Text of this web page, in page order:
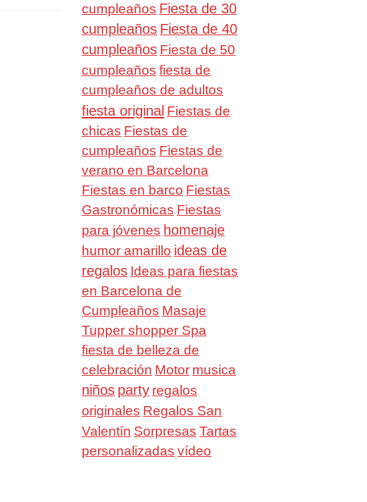
cumpleaños Fiesta de 30
cumpleaños Fiesta de 40
cumpleaños Fiesta de 50
cumpleaños fiesta de
cumpleaños de adultos
fiesta original Fiestas de
chicas Fiestas de
cumpleaños Fiestas de
verano en Barcelona
Fiestas en barco Fiestas
Gastronómicas Fiestas
para jóvenes homenaje
humor amarillo ideas de
regalos Ideas para fiestas
en Barcelona de
Cumpleaños Masaje
Tupper shopper Spa
fiesta de belleza de
celebración Motor musica
niños party regalos
originales Regalos San
Valentín Sorpresas Tartas
personalizadas vídeo